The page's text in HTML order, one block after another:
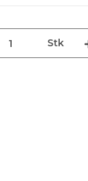
Stk